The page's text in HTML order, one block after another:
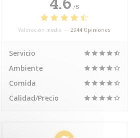
/5
Valoración media — 2944 Opiniones
Servicio
Ambiente
Comida
Calidad/Precio